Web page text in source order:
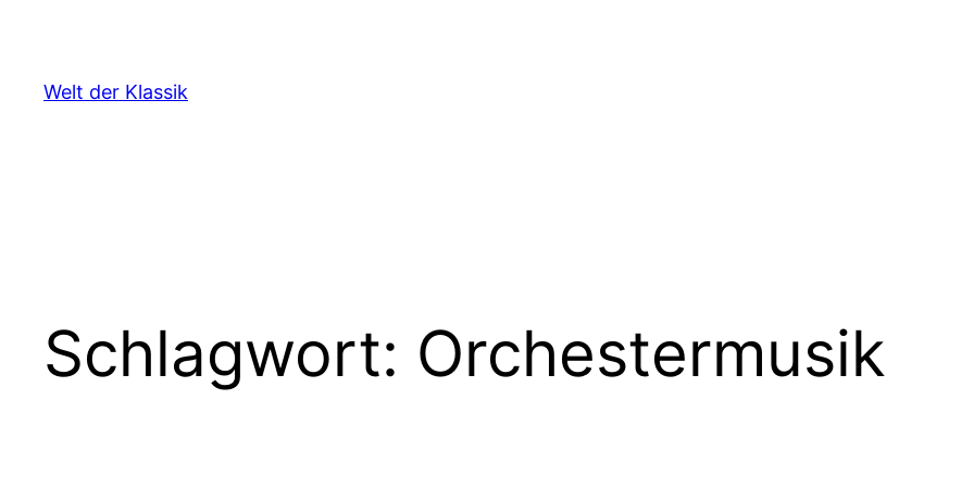
springen
Welt der Klassik
Schlagwort: Orchestermusik